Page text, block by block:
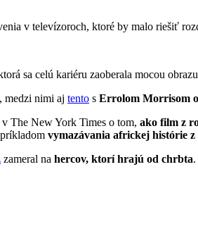
v televízoroch, ktoré by malo riešiť
sa celú kariéru zaoberala mocou
medzi nimi aj tento s Errolom Morrisom
v The New York Times o tom, ako film z
vymazávania africkej histórie
zameral na hercov, ktorí hrajú od chrbta.